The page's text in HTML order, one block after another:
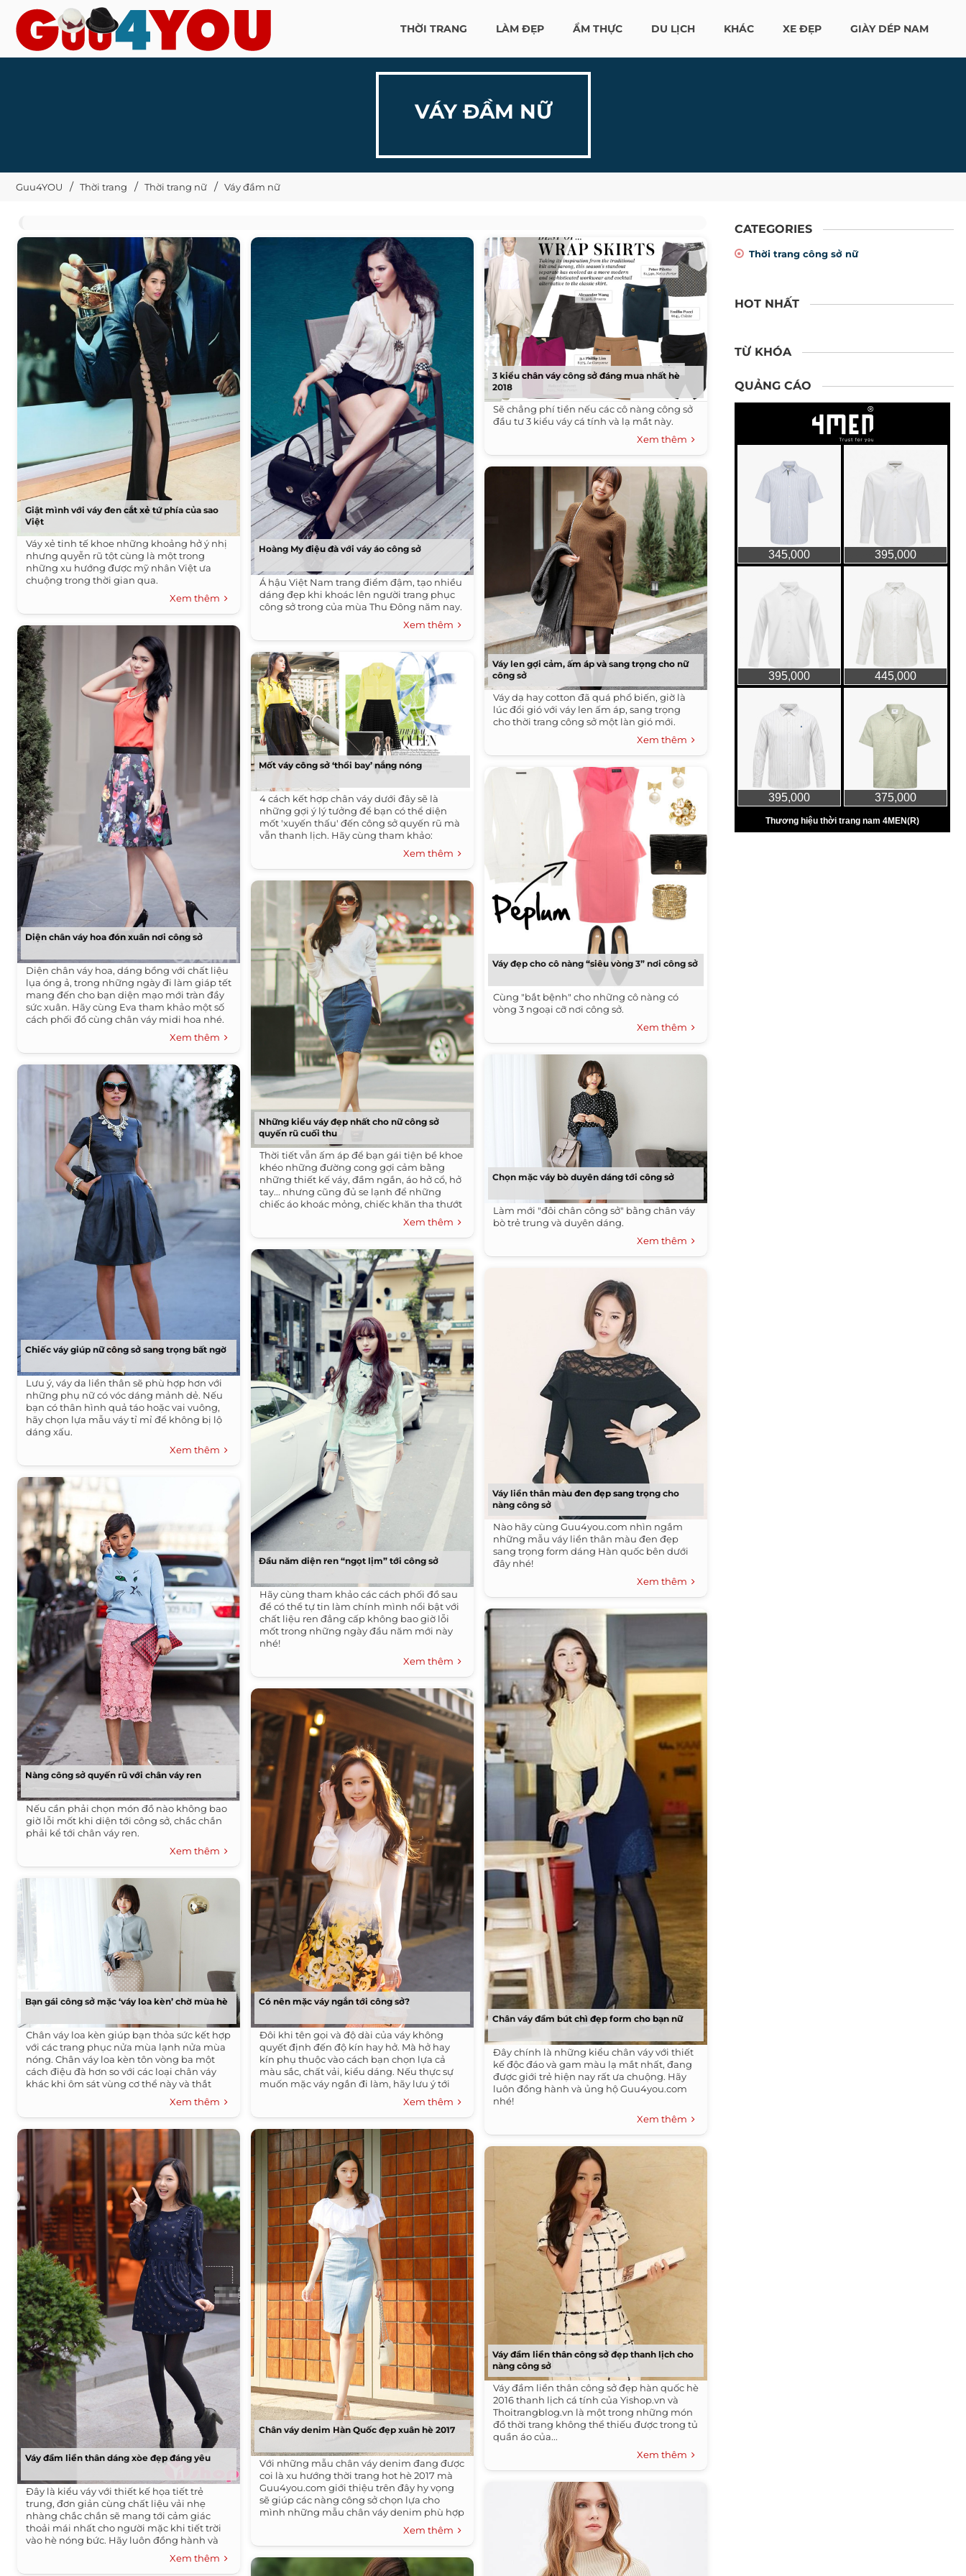
THỜI TRANG LÀM ĐẸP ẨM THỰC DU LỊCH KHÁC XE ĐẸP GIÀY DÉP NAM
VÁY ĐẦM NỮ
Guu4YOU Thời trang Thời trang nữ Váy đầm nữ
Giật mình với váy đen cắt xẻ tứ phía của sao
Việt
Váy xẻ tinh tế khoe những khoảng hở ý nhị
nhưng quyễn rũ tột cùng là một trong
những xu hướng được mỹ nhân Việt ưa
chuộng trong thời gian qua.
Xem thêm
Diện chân váy hoa đón xuân nơi công sở
Diện chân váy hoa, dáng bồng với chất liệu
lụa óng ả, trong những ngày đi làm giáp tết
mang đến cho bạn diện mạo mới tràn đầy
sức xuân. Hãy cùng Eva tham khảo một số
cách phối đồ cùng chân váy midi hoa nhé.
Xem thêm
Chiếc váy giúp nữ công sở sang trọng bất ngờ
Lưu ý, váy da liền thân sẽ phù hợp hơn với
những phụ nữ có vóc dáng mảnh dẻ. Nếu
bạn có thân hình quả táo hoặc vai vuông,
hãy chọn lựa mẫu váy tỉ mỉ để không bị lộ
dáng xấu.
Xem thêm
Nàng công sở quyến rũ với chân váy ren
Nếu cần phải chọn món đồ nào không bao
giờ lỗi mốt khi diện tới công sở, chắc chắn
phải kể tới chân váy ren.
Xem thêm
Bạn gái công sở mặc ‘váy loa kèn’ chờ mùa hè
Chân váy loa kèn giúp bạn thỏa sức kết hợp
với các trang phục nửa mùa lạnh nửa mùa
nóng. Chân váy loa kèn tôn vòng ba một
cách điệu đà hơn so với các loại chân váy
khác khi ôm sát vùng cơ thể này và thắt
nhẹ bằng đường cắt hoặc được xéo vải,
trước khi chân váy xòe như một đóa hoa.
Xem thêm
Váy đầm liền thân dáng xòe đẹp đáng yêu
Đây là kiểu váy với thiết kế họa tiết trẻ
trung, đơn giản cùng chất liệu vải nhẹ
nhàng chắc chắn sẽ mang tới cảm giác
thoải mái nhất cho người mặc khi tiết trời
vào hè nóng bức. Hãy luôn đồng hành và
Xem thêm
Hoàng My điệu đà với váy áo công sở
Á hậu Việt Nam trang điểm đậm, tạo nhiều
dáng đẹp khi khoác lên người trang phục
công sở trong của mùa Thu Đông năm nay.
Xem thêm
Mốt váy công sở ‘thổi bay’ nắng nóng
4 cách kết hợp chân váy dưới đây sẽ là
những gợi ý lý tưởng để bạn có thể diện
mốt 'xuyến thấu' đến công sở quyến rũ mà
vẫn thanh lịch. Hãy cùng tham khảo:
Xem thêm
Những kiểu váy đẹp nhất cho nữ công sở
quyến rũ cuối thu
Thời tiết vẫn ấm áp để bạn gái tiện bề khoe
khéo những đường cong gợi cảm bằng
những thiết kế váy, đầm ngắn, áo hở cổ, hở
tay... nhưng cũng đủ se lạnh để những
chiếc áo khoác mỏng, chiếc khăn tha thướt
''giữ gìn'' cho bạn nét lịch lãm, nghiêm túc
thiết yếu của thời trang công sở.
Xem thêm
Đầu năm diện ren “ngọt lịm” tới công sở
Hãy cùng tham khảo các cách phối đồ sau
để có thể tự tin làm chính mình nổi bật với
chất liệu ren đẳng cấp không bao giờ lỗi
mốt trong những ngày đầu năm mới này
nhé!
Xem thêm
Có nên mặc váy ngắn tới công sở?
Đôi khi tên gọi và độ dài của váy không
quyết định đến độ kín hay hở. Mà hở hay
kín phụ thuộc vào cách bạn chọn lựa cả
màu sắc, chất vải, kiểu dáng. Nếu thực sự
muốn mặc váy ngắn đi làm, hãy lưu ý tới
Xem thêm
Chân váy denim Hàn Quốc đẹp xuân hè 2017
Với những mẫu chân váy denim đang được
coi là xu hướng thời trang hot hè 2017 mà
Guu4you.com giới thiệu trên đây hy vọng
sẽ giúp các nàng công sở chọn lựa cho
mình những mẫu chân váy denim phù hợp
thỏa thích mix đồ thêm đậm cá tính , trẻ
trung và năng động.Nhanh tay tô thêm
màu sắc cho tủ đồ của mình đi nào các
nàng.
Xem thêm
3 kiểu chân váy công sở đáng mua nhất hè
2018
Sẽ chẳng phí tiền nếu các cô nàng công sở
đầu tư 3 kiểu váy cá tính và lạ mắt này.
Xem thêm
Váy len gợi cảm, ấm áp và sang trọng cho nữ
công sở
Váy dạ hay cotton đã quá phổ biến, giờ là
lúc đổi gió với váy len ấm áp, sang trọng
cho thời trang công sở một làn gió mới.
Xem thêm
Váy đẹp cho cô nàng “siêu vòng 3” nơi công sở
Cùng "bắt bệnh" cho những cô nàng có
vòng 3 ngoại cỡ nơi công sở.
Xem thêm
Chọn mặc váy bò duyên dáng tới công sở
Làm mới "đôi chân công sở" bằng chân váy
bò trẻ trung và duyên dáng.
Xem thêm
Váy liền thân màu đen đẹp sang trọng cho
nàng công sở
Nào hãy cùng Guu4you.com nhìn ngắm
những mẫu váy liền thân màu đen đẹp
sang trọng form dáng Hàn quốc bên dưới
đây nhé!
Xem thêm
Chân váy đầm bút chì đẹp form cho bạn nữ
Đây chính là những kiểu chân váy với thiết
kế độc đáo và gam màu lạ mắt nhất, đang
được giới trẻ hiện nay rất ưa chuộng. Hãy
luôn đồng hành và ủng hộ Guu4you.com
nhé!
Xem thêm
Váy đầm liền thân công sở đẹp thanh lịch cho
nàng công sở
Váy đầm liền thân công sở đẹp hàn quốc hè
2016 thanh lịch cá tính của Yishop.vn và
Thoitrangblog.vn là một trong những món
đồ thời trang không thể thiếu được trong tủ
quần áo của...
Xem thêm
CATEGORIES
Thời trang công sở nữ
HOT NHẤT
TỪ KHÓA
QUẢNG CÁO